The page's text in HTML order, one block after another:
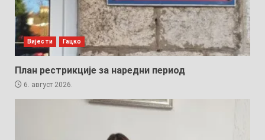
Вијести Гацко
План рестрикције за наредни период
6. август 2026.